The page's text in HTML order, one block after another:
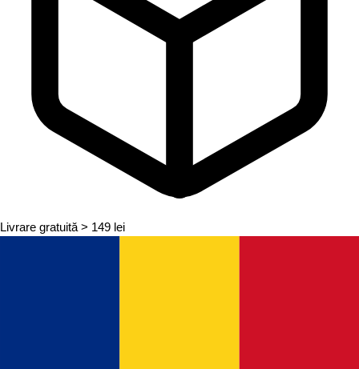
Livrare gratuită > 149 lei